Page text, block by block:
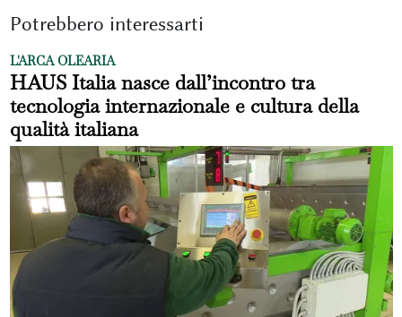
Potrebbero interessarti
L'ARCA OLEARIA
HAUS Italia nasce dall’incontro tra
tecnologia internazionale e cultura della
qualità italiana